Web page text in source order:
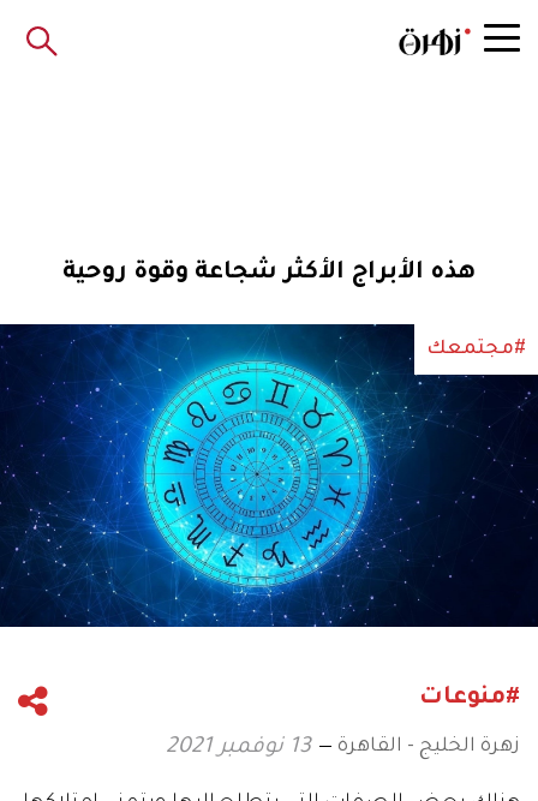
هذه الأبراج الأكثر شجاعة وقوة روحية
#مجتمعك
#منوعات
زهرة الخليج - القاهرة 13 نوفمبر 2021